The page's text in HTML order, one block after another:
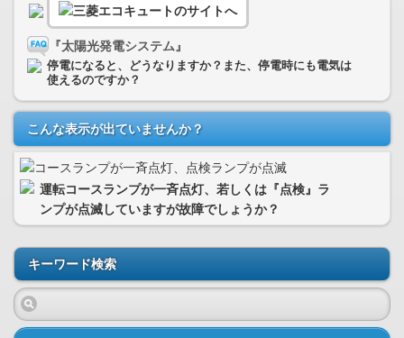
『太陽光発電システム』
停電になると、どうなりますか？また、停電時にも電気は
使えるのですか？
こんな表示が出ていませんか？
運転コースランプが一斉点灯、若しくは『点検』ラ
ンプが点滅していますが故障でしょうか？
キーワード検索